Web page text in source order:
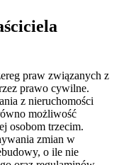
praw związanych z
prawo cywilne.
z nieruchomości
możliwość
osobom trzecim.
zmian w
o ile nie